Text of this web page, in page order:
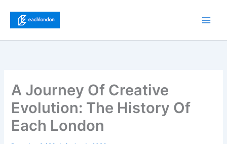
conteúdo
A Journey Of Creative
Evolution: The History Of
Each London